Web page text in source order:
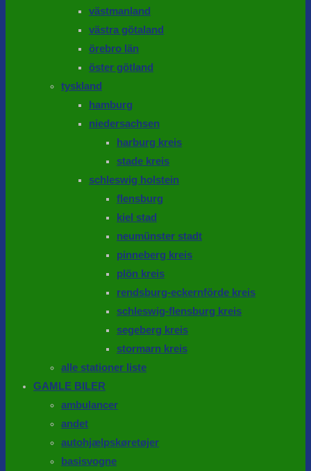
västmanland
västra götaland
örebro län
öster götland
tyskland
hamburg
niedersachsen
harburg kreis
stade kreis
schleswig holstein
flensburg
kiel stad
neumünster stadt
pinneberg kreis
plön kreis
rendsburg-eckernförde kreis
schleswig-flensburg kreis
segeberg kreis
stormarn kreis
alle stationer liste
GAMLE BILER
ambulancer
andet
autohjælpskøretøjer
basisvogne